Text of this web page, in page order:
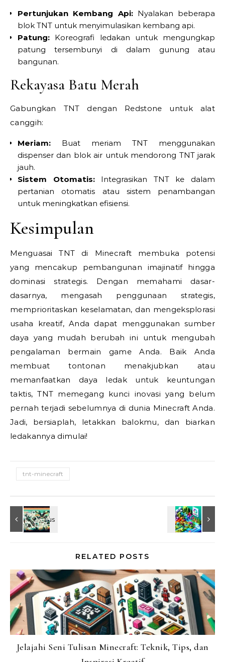
Pertunjukan Kembang Api:Nyalakan beberapa
blok TNT untuk menyimulasikan kembang api.
Patung: Koreografi ledakan untuk mengungkap
patung tersembunyi di dalam gunung atau
bangunan.
Rekayasa Batu Merah
Gabungkan TNT dengan Redstone untuk alat
canggih:
Meriam: Buat meriam TNT menggunakan
dispenser dan blok air untuk mendorong TNT jarak
jauh.
Sistem Otomatis:Integrasikan TNT ke dalam
pertanian otomatis atau sistem penambangan
untuk meningkatkan efisiensi.
Kesimpulan
Menguasai TNT di Minecraft membuka potensi
yang mencakup pembangunan imajinatif hingga
dominasi strategis. Dengan memahami dasar-
dasarnya, mengasah penggunaan strategis,
memprioritaskan keselamatan, dan mengeksplorasi
usaha kreatif, Anda dapat menggunakan sumber
daya yang mudah berubah ini untuk mengubah
pengalaman bermain game Anda. Baik Anda
membuat tontonan menakjubkan atau
memanfaatkan daya ledak untuk keuntungan
taktis, TNT memegang kunci inovasi yang belum
pernah terjadi sebelumnya di dunia Minecraft Anda.
Jadi, bersiaplah, letakkan balokmu, dan biarkan
ledakannya dimulai!
tnt-minecraft
RELATED POSTS
Jelajahi Seni Tulisan Minecraft: Teknik, Tips, dan